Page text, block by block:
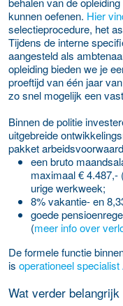
kunnen oefenen. Hier
selectieprocedure, het
Tijdens de interne
aangesteld als
opleiding bieden we je
proeftijd van één jaar
zo snel mogelijk een
Binnen de politie
uitgebreide
pakket
een bruto
maximaal € 4.487,-
urige werkweek;
8% vakantie- en
goede
(meer info over
De formele functie
is operationeel specialist
Wat verder belangrijk